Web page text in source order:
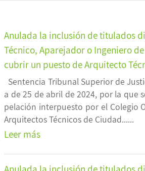
Anulada la inclusión de titulados
Técnico, Aparejador o Ingeniero
cubrir un puesto de Arquitecto
Sentencia Tribunal Superior de
a de 25 de abril de 2024, por la que
pelación interpuesto por el Colegio
Arquitectos Técnicos de Ciudad......
Leer más